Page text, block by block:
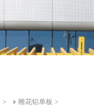
> 雕花铝单板 >